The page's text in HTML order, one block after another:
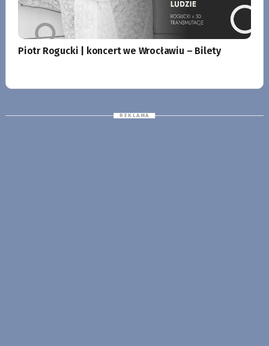
Piotr Rogucki | koncert we Wrocławiu – Bilety